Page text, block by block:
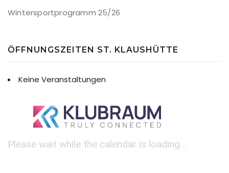
Wintersportprogramm 25/26
ÖFFNUNGSZEITEN ST. KLAUSHÜTTE
Keine Veranstaltungen